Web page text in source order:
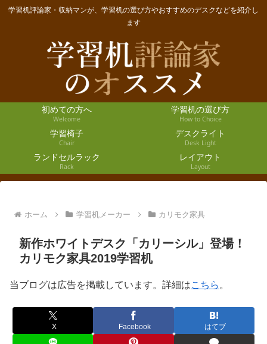
学習机評論家・収納マンが、学習机の選び方やおすすめのデスクなどを紹介し
ます
初めての方へ
Welcome
学習机の選び方
How to Choice
学習椅子
Chair
デスクライト
Desk Light
ランドセルラック
Rack
レイアウト
Layout
ホーム 学習机メーカー カリモク家具
新作ホワイトデスク「カリーシル」登場！
カリモク家具2019学習机
当ブログは広告を掲載しています。詳細はこちら 。
X Facebook はてブ